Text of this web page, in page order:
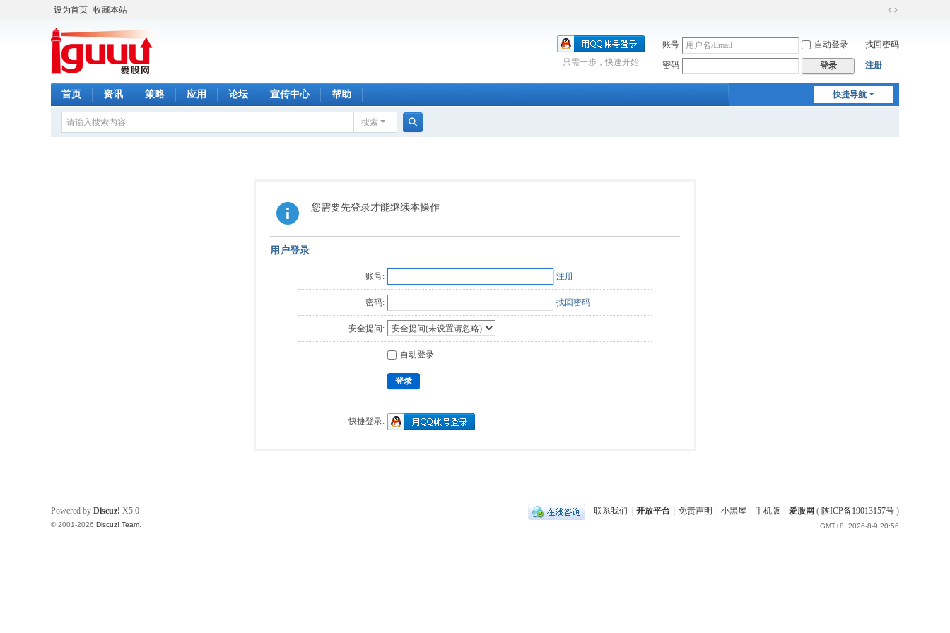
设为首页 收藏本站
切
到
账号 自动登录 找回密码
密码 登录 注册
只需一步，快速开始
快捷导航
首页 资讯 策略 应用 论坛 宣传中心 帮助
搜索
您需要先登录才能继续本操作
用户登录
账号: 注册
密码: 找回密码
安全提问:
自动登录
登录
快捷登录:
联系我们 开放平台 免责声明 小黑屋 手机版 爱股网 ( 陕ICP备19013157号 )
GMT+8, 2026-8-9 20:56
Powered by Discuz! X5.0
© 2001-2026 Discuz! Team